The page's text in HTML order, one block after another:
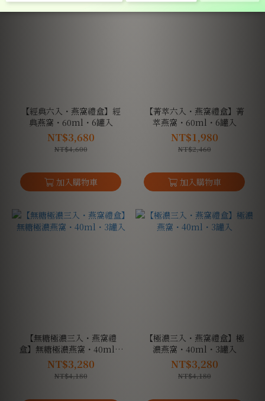
【經典六入・燕窩禮盒】經
典燕窩・60ml・6罐入
NT$3,680
NT$4,600
【菁萃六入・燕窩禮盒】菁
萃燕窩・60ml・6罐入
NT$1,980
NT$2,460
【無糖極濃三入・燕窩禮
盒】無糖極濃燕窩・40ml・
3罐入
NT$3,280
NT$4,180
【極濃三入・燕窩禮盒】極
濃燕窩・40ml・3罐入
NT$3,280
NT$4,180